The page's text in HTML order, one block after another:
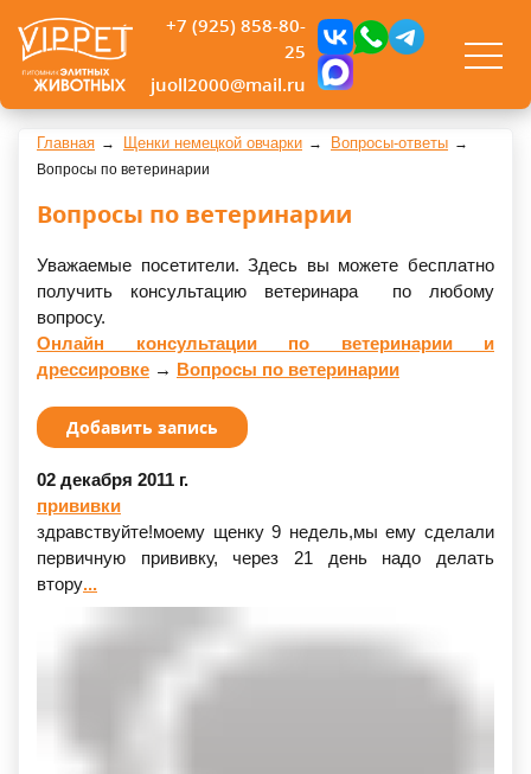
+7 (925) 858-80-
25
juoll2000@mail.ru
Главная Щенки немецкой овчарки Вопросы-ответы
Вопросы по ветеринарии
Вопросы по ветеринарии
Уважаемые посетители. Здесь вы можете бесплатно
получить консультацию ветеринара по любому
вопросу.
Онлайн консультации по ветеринарии и
дрессировке → Вопросы по ветеринарии
Добавить запись
02 декабря 2011 г.
прививки
здравствуйте!моему щенку 9 недель,мы ему сделали
первичную прививку, через 21 день надо делать
втору...